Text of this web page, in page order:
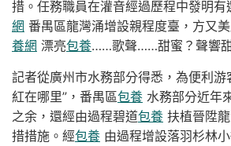
措。任務職員在灌音經過歷程中發明有
網 番禺區龍灣涌增設親程度臺，方又
養網 漂亮包養……歌聲……甜蜜？聲響
記者從廣州市水務部分得悉，為便利游
紅在哪里”，番禺區包養 水務部分近年
之余，還經由過程碧道包養 扶植晉陞
措措施。經包養 由過程增設落羽杉林